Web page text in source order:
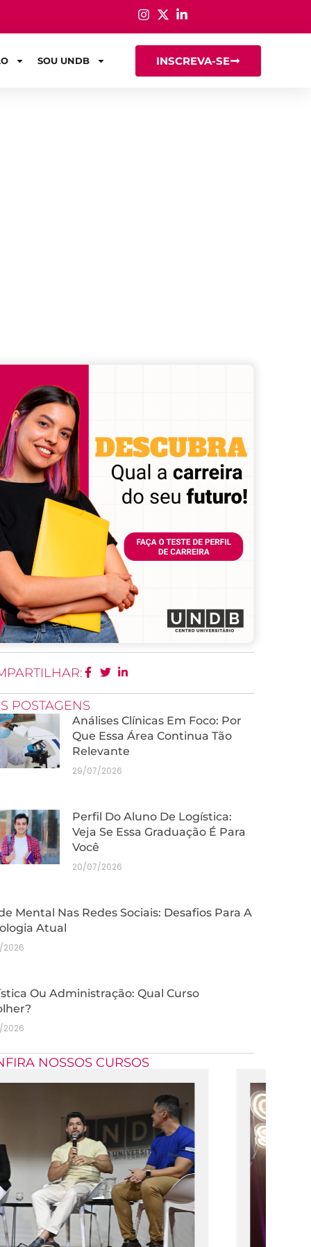
SOU UNDB INSCREVA-SE
POSTAGENS
Análises Clínicas Em Foco: Por
Que Essa Área Continua Tão
Relevante
29/07/2026
Perfil Do Aluno De Logística:
Veja Se Essa Graduação É Para
Você
20/07/2026
Mental Nas Redes Sociais: Desafios Para A
Atual
2026
Ou Administração: Qual Curso
2026
NOSSOS CURSOS